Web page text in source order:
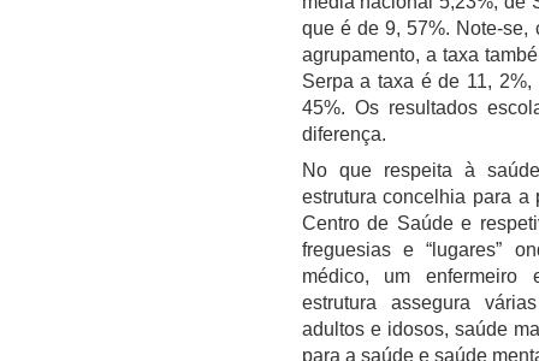
que é de 9, 57%. Note-se,
agrupamento, a taxa
Serpa a taxa é de 11,
45%. Os resultados
diferença.
No que respeita à
estrutura concelhia para
Centro de Saúde e
freguesias e “lugares”
médico, um enfermeiro
estrutura assegura
adultos e idosos, saúde
para a saúde e saúde